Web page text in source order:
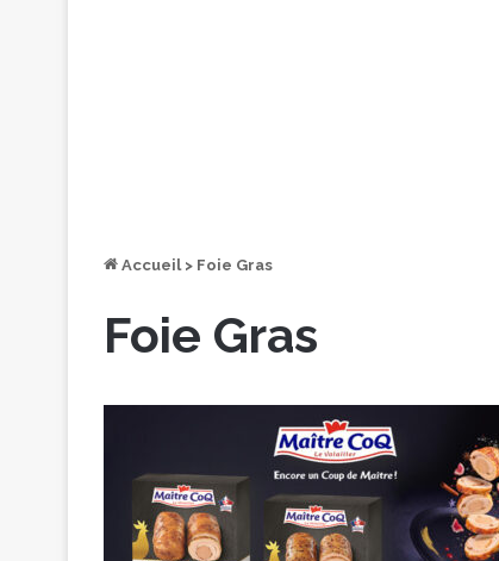
Accueil > Foie Gras
Foie Gras